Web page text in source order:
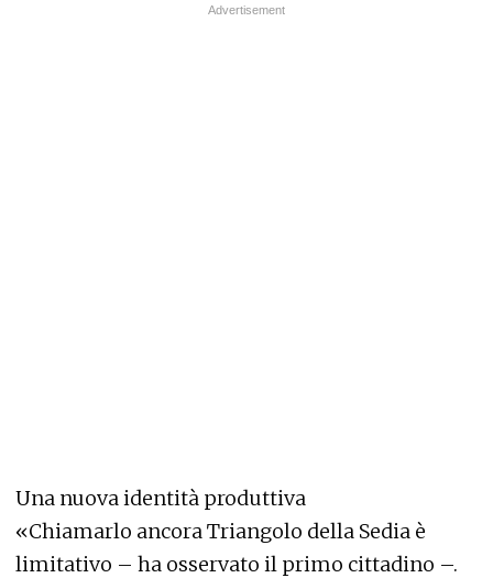
Una nuova identità produttiva
«Chiamarlo ancora Triangolo della Sedia è
limitativo – ha osservato il primo cittadino –.